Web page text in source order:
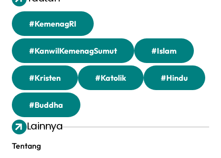
#KemenagRI
#KanwilKemenagSumut #Islam
#Kristen #Katolik #Hindu
#Buddha
Lainnya
Tentang